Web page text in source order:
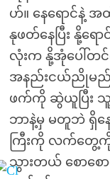
ဟ်။ နေရောင်နဲ့
နုဖတ်နေပြီး နို့ရေ
လုံးက နို့အုံပေါ်တ
အနည်းငယ်ညိုမည်
ဖက်ကို ဆွဲယူပြီး
ဘာနဲ့မှ မတူဘဲ ရှိနေ
ကြီးကို လက်တွေ့ကို
သွားတယ် စောစော